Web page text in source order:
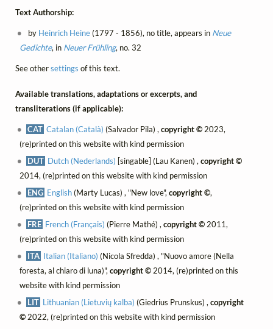
Text Authorship:
by Heinrich Heine(1797 - 1856), no title, appears in Neue
Gedichte, in Neuer Frühling, no. 32
See othersettings of this text.
Available translations, adaptations or excerpts, and
transliterations (if applicable):
CAT Catalan (Català) (Salvador Pila) ,copyright ©2023,
(re)printed on this website with kind permission
DUT Dutch (Nederlands) [singable] (Lau Kanen) ,copyright ©
2014, (re)printed on this website with kind permission
ENG English(Marty Lucas) , "New love",copyright ©,
(re)printed on this website with kind permission
FRE French (Français) (Pierre Mathé) ,copyright ©2011,
(re)printed on this website with kind permission
ITA Italian (Italiano) (Nicola Sfredda) , "Nuovo amore (Nella
foresta, al chiaro di luna)",copyright ©2014, (re)printed on this
website with kind permission
LIT Lithuanian (Lietuvių kalba) (Giedrius Prunskus) ,copyright
©2022, (re)printed on this website with kind permission